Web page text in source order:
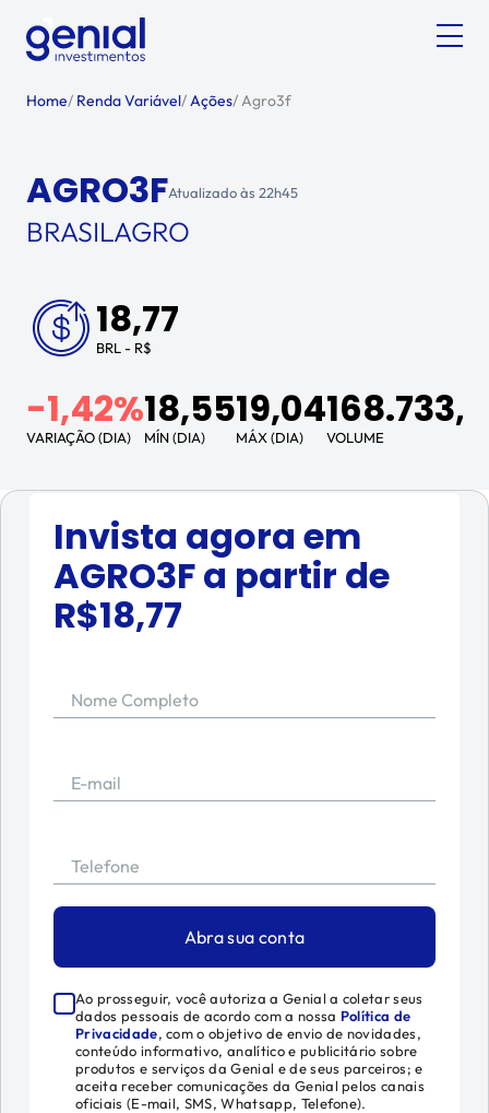
Home/ Renda Variável/Ações/Agro3f
AGRO3FAtualizado às 22h45
BRASILAGRO
18,77
BRL - R$
-1,42%
VARIAÇÃO (DIA)
18,55
MÍN (DIA)
19,04
MÁX (DIA) VOLUME
Invista agora em
AGRO3Fa partir de
R$18,77
Nome Completo
E-mail
Telefone
Abra sua conta
Ao prosseguir, você autoriza a Genial a coletar seus
dados pessoais de acordo com a nossa Política de
Privacidade, com o objetivo de envio de novidades,
conteúdo informativo, analítico e publicitário sobre
produtos e serviços da Genial e de seus parceiros; e
aceita receber comunicações da Genial pelos canais
oficiais (E-mail, SMS, Whatsapp, Telefone).